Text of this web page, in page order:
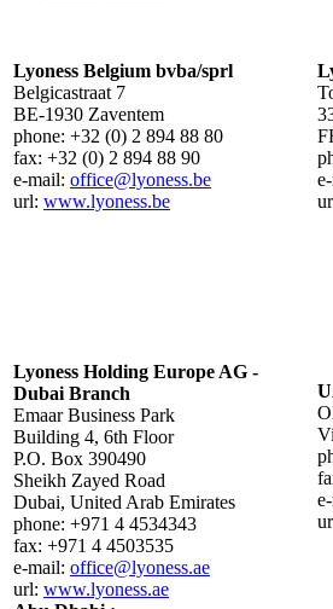
Lyoness Belgium bvba/sprl
Belgicastraat 7
BE-1930 Zaventem
phone: +32 (0) 2 894 88 80
fax: +32 (0) 2 894 88 90
e-mail: office@lyoness.be
url: www.lyoness.be
Lyoness Holding Europe AG -
Dubai Branch
Emaar Business Park
Building 4, 6th Floor
P.O. Box 390490
Sheikh Zayed Road
Dubai, United Arab Emirates
phone: +971 4 4534343
fax: +971 4 4503535
e-mail: office@lyoness.ae
url: www.lyoness.ae